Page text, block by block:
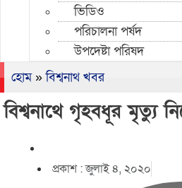
ভিডিও
পরিচালনা পর্ষদ
উপদেষ্টা পরিষদ
হোম»বিশ্বনাথ খবর
বিশ্বনাথে গৃহবধূর মৃত‌্যু
প্রকাশ :জুলাই ৪, ২০২০